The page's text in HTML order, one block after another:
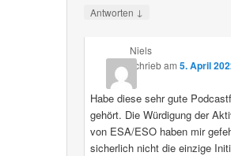
Antworten ↓
Niels
schriebam 5. April
Habe diese sehr gute
gehört. Die Würdigung der
von ESA/ESO haben mir
sicherlich nicht die einzige